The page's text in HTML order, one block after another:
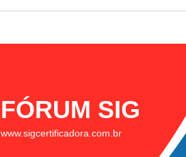
FÓRUM SIG
www.sigcertificadora.com.br